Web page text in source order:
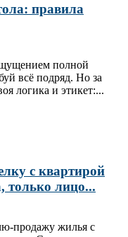
правила
полной
всё подряд. Но за
логика и этикет:...
с квартирой
только лицо...
жилья с